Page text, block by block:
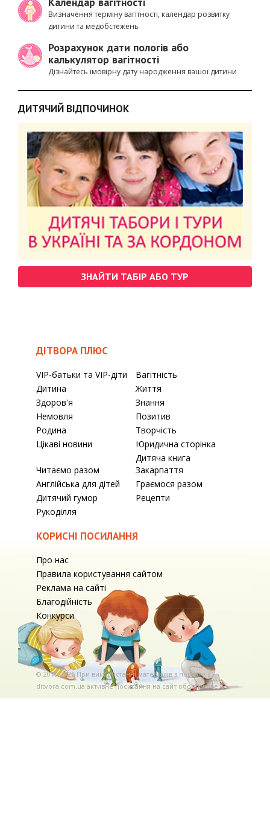
Визначення терміну вагітності, календар розвитку
дитини та медобстежень
Розрахунок дати пологів або
калькулятор вагітності
Дізнайтесь імовірну дату народження вашої дитини
ДИТЯЧИЙ ВІДПОЧИНОК
ЗНАЙТИ ТАБІР АБО ТУР
ДІТВОРА ПЛЮС
VIP-батьки та VIP-діти
Вагітність
Дитина
Життя
Здоров'я
Знання
Немовля
Позитив
Родина
Творчість
Цікаві новини
Юридична сторінка
Читаємо разом
Дитяча книга
Закарпаття
Англійська для дітей
Граємося разом
Дитячий гумор
Рецепти
Рукоділля
КОРИСНІ ПОСИЛАННЯ
Про нас
Правила користування сайтом
Реклама на сайті
Благодійність
Конкурси
© 2010-2026 При використаннi матерiалiв з порталу
ditvora.com.ua активне посилання на сайт обов'язкове. .